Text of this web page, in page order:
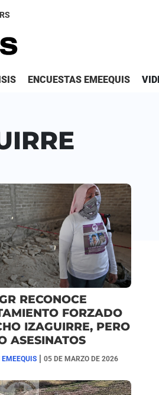
ENCUESTAS EMEEQUIS
RECONOCE
FORZADO
IZAGUIRRE, PERO
ASESINATOS
| 05 DE MARZO DE 2026